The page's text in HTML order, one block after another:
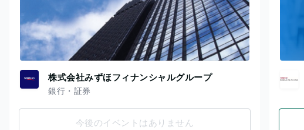
株式会社みずほフィナンシャルグループ
銀行・証券
今後のイベントはありません